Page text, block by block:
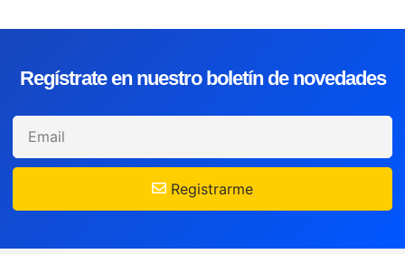
Regístrate en nuestro boletín de novedades
Registrarme